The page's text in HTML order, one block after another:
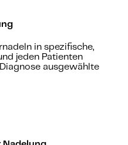
in spezifische,
jeden Patienten
ausgewählte